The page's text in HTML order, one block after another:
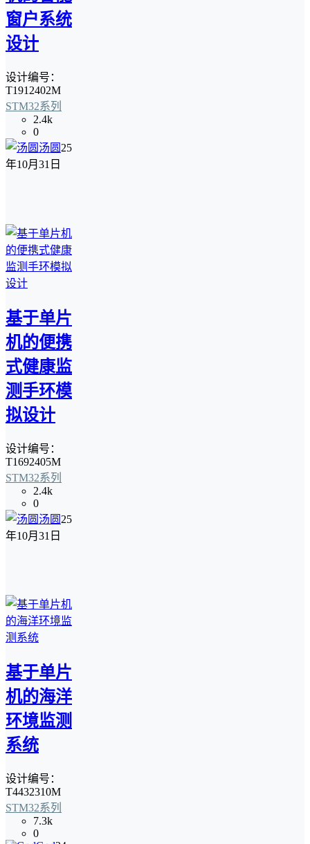
窗户系统
设计
设计编号：
T1912402M
STM32系列
2.4k
0
汤圆 25
年10月31日
基于单片
机的便携
式健康监
测手环模
拟设计
设计编号：
T1692405M
STM32系列
2.4k
0
汤圆 25
年10月31日
基于单片
机的海洋
环境监测
系统
设计编号：
T4432310M
STM32系列
7.3k
0